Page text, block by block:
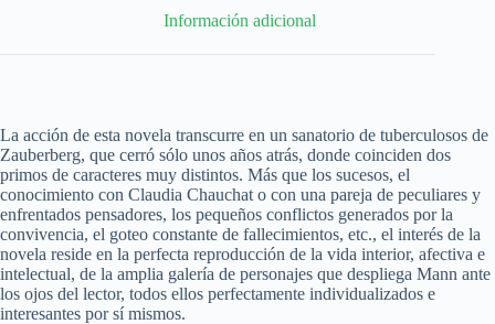
Información adicional
La acción de esta novela transcurre en un sanatorio de tuberculosos de
Zauberberg, que cerró sólo unos años atrás, donde coinciden dos
primos de caracteres muy distintos. Más que los sucesos, el
conocimiento con Claudia Chauchat o con una pareja de peculiares y
enfrentados pensadores, los pequeños conflictos generados por la
convivencia, el goteo constante de fallecimientos, etc., el interés de la
novela reside en la perfecta reproducción de la vida interior, afectiva e
intelectual, de la amplia galería de personajes que despliega Mann ante
los ojos del lector, todos ellos perfectamente individualizados e
interesantes por sí mismos.